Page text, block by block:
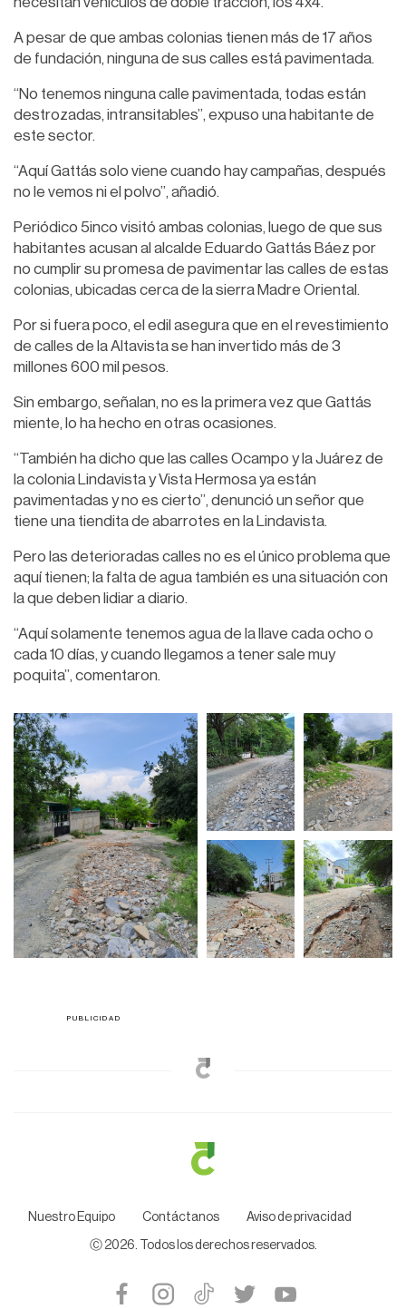
A pesar de que ambas colonias tienen más de 17 años
de fundación, ninguna de sus calles está pavimentada.
“No tenemos ninguna calle pavimentada, todas están
destrozadas, intransitables”, expuso una habitante de
este sector.
“Aquí Gattás solo viene cuando hay campañas, después
no le vemos ni el polvo”, añadió.
Periódico 5inco visitó ambas colonias, luego de que sus
habitantes acusan al alcalde Eduardo Gattás Báez por
no cumplir su promesa de pavimentar las calles de estas
colonias, ubicadas cerca de la sierra Madre Oriental.
Por si fuera poco, el edil asegura que en el revestimiento
de calles de la Altavista se han invertido más de 3
millones 600 mil pesos.
Sin embargo, señalan, no es la primera vez que Gattás
miente, lo ha hecho en otras ocasiones.
“También ha dicho que las calles Ocampo y la Juárez de
la colonia Lindavista y Vista Hermosa ya están
pavimentadas y no es cierto”, denunció un señor que
tiene una tiendita de abarrotes en la Lindavista.
Pero las deterioradas calles no es el único problema que
aquí tienen; la falta de agua también es una situación con
la que deben lidiar a diario.
“Aquí solamente tenemos agua de la llave cada ocho o
cada 10 días, y cuando llegamos a tener sale muy
poquita”, comentaron.
Nuestro Equipo Contáctanos Aviso de privacidad
Ⓒ 2026. Todos los derechos reservados.